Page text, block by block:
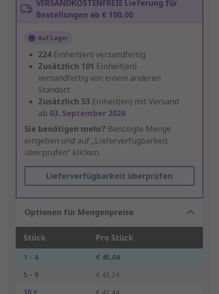
VERSANDKOSTENFREIE Lieferung für
Bestellungen ab € 100,00
Auf Lager
224 Einheit(en) versandfertig
Zusätzlich 101 Einheit(en)
versandfertig von einem anderen
Standort
Zusätzlich 53 Einheit(en) mit Versand
ab 03. September 2026
Sie benötigen mehr? Benötigte Menge
eingeben und auf „Lieferverfügbarkeit
überprüfen“ klicken.
Lieferverfügbarkeit überprüfen
Optionen für Mengenpreise
Stück Pro Stück
1 - 4
€ 45,04
5 - 9
€ 43,24
10 +